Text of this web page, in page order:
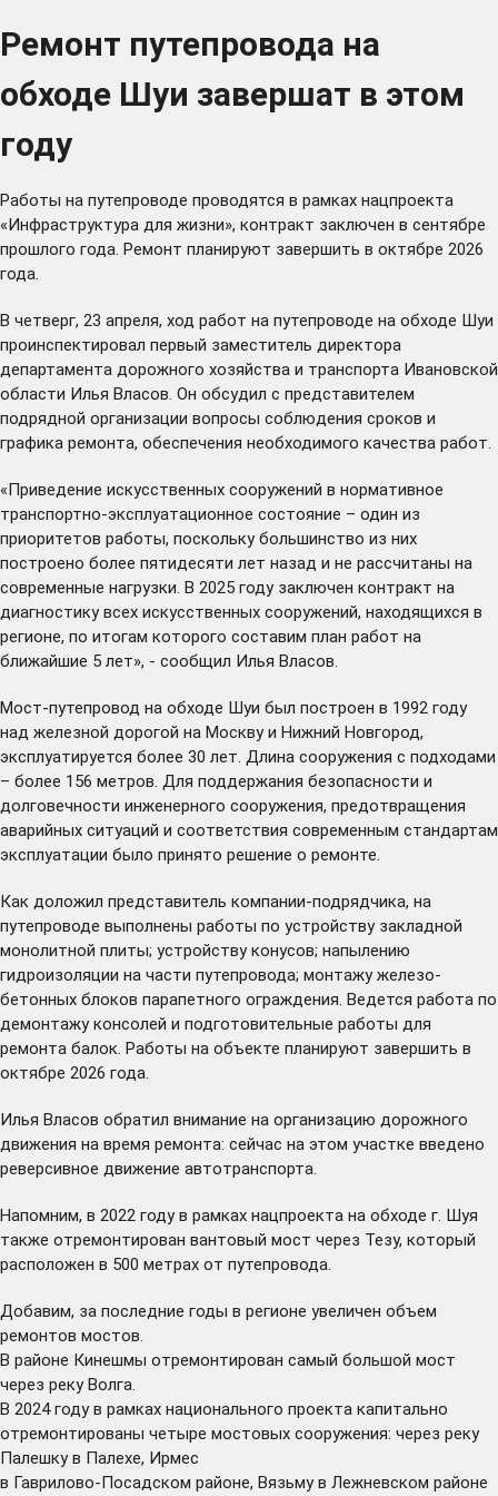
Ремонт путепровода на
обходе Шуи завершат в этом
году
Работы на путепроводе проводятся в рамках нацпроекта
«Инфраструктура для жизни», контракт заключен в сентябре
прошлого года. Ремонт планируют завершить в октябре 2026
года.
В четверг, 23 апреля, ход работ на путепроводе на обходе Шуи
проинспектировал первый заместитель директора
департамента дорожного хозяйства и транспорта Ивановской
области Илья Власов. Он обсудил с представителем
подрядной организации вопросы соблюдения сроков и
графика ремонта, обеспечения необходимого качества работ.
«Приведение искусственных сооружений в нормативное
транспортно-эксплуатационное состояние – один из
приоритетов работы, поскольку большинство из них
построено более пятидесяти лет назад и не рассчитаны на
современные нагрузки. В 2025 году заключен контракт на
диагностику всех искусственных сооружений, находящихся в
регионе, по итогам которого составим план работ на
ближайшие 5 лет», - сообщил Илья Власов.
Мост-путепровод на обходе Шуи был построен в 1992 году
над железной дорогой на Москву и Нижний Новгород,
эксплуатируется более 30 лет. Длина сооружения с подходами
– более 156 метров. Для поддержания безопасности и
долговечности инженерного сооружения, предотвращения
аварийных ситуаций и соответствия современным стандартам
эксплуатации было принято решение о ремонте.
Как доложил представитель компании-подрядчика, на
путепроводе выполнены работы по устройству закладной
монолитной плиты; устройству конусов; напылению
гидроизоляции на части путепровода; монтажу железо-
бетонных блоков парапетного ограждения. Ведется работа по
демонтажу консолей и подготовительные работы для
ремонта балок. Работы на объекте планируют завершить в
октябре 2026 года.
Илья Власов обратил внимание на организацию дорожного
движения на время ремонта: сейчас на этом участке введено
реверсивное движение автотранспорта.
Напомним, в 2022 году в рамках нацпроекта на обходе г. Шуя
также отремонтирован вантовый мост через Тезу, который
расположен в 500 метрах от путепровода.
Добавим, за последние годы в регионе увеличен объем
ремонтов мостов.
В районе Кинешмы отремонтирован самый большой мост
через реку Волга.
В 2024 году в рамках национального проекта капитально
отремонтированы четыре мостовых сооружения: через реку
Палешку в Палехе, Ирмес
в Гаврилово-Посадском районе, Вязьму в Лежневском районе